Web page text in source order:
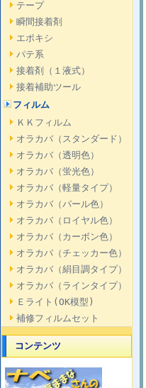
テープ
瞬間接着剤
エポキシ
パテ系
接着剤（１液式）
接着補助ツール
フィルム
ＫＫフィルム
オラカバ（スタンダード）
オラカバ（透明色）
オラカバ（蛍光色）
オラカバ（軽量タイプ）
オラカバ（パール色）
オラカバ（ロイヤル色）
オラカバ（カーボン色）
オラカバ（チェッカー色）
オラカバ（絹目調タイプ）
オラカバ（ラインタイプ）
Ｅライト(OK模型)
補修フィルムセット
コンテンツ